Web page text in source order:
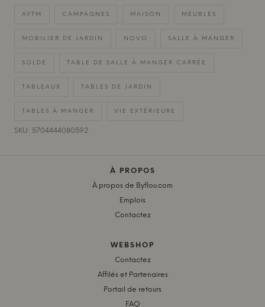
AYTM CAMPAGNES MAISON MEUBLES
MOBILIER DE JARDIN NOVO SALLE À MANGER
SOLDE TABLE DE SALLE À MANGER CARRÉE
TABLEAUX TABLES DE JARDIN
TABLES À MANGER VIE EXTÉRIEURE
SKU: 5704444080592
À PROPOS
À propos de Byflou.com
Emplois
Contactez
WEBSHOP
Contactez
Affilés et Partenaires
Portail de retours
FAQ